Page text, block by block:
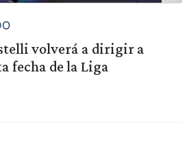
volverá a dirigir a
fecha de la Liga